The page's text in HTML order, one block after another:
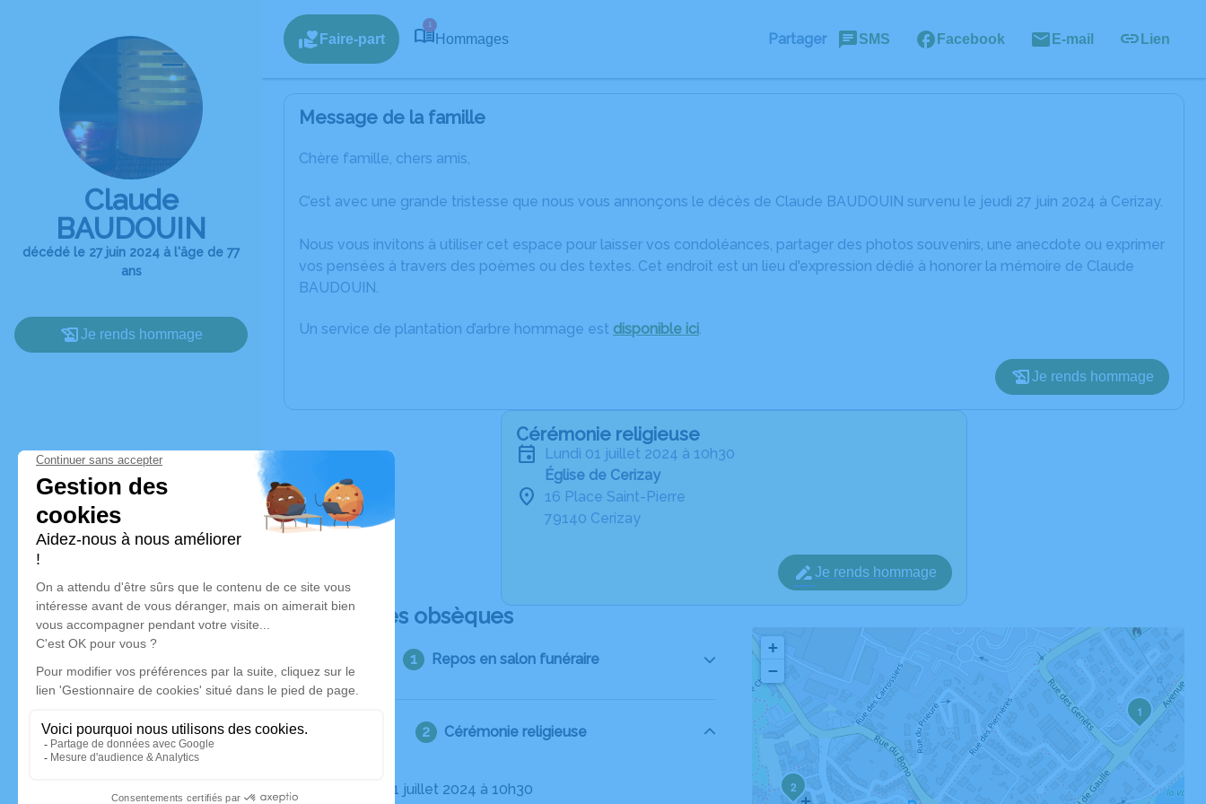
Claude
BAUDOUIN
décédé le 27 juin 2024 à l'âge de 77
ans
Je rends hommage
Faire-part
1
Hommages Partager SMS Facebook E-mail Lien
Message de la famille
Chère famille, chers amis,
C’est avec une grande tristesse que nous vous annonçons le décès de Claude BAUDOUIN survenu le jeudi 27 juin 2024 à Cerizay.
Nous vous invitons à utiliser cet espace pour laisser vos condoléances, partager des photos souvenirs, une anecdote ou exprimer
vos pensées à travers des poèmes ou des textes. Cet endroit est un lieu d'expression dédié à honorer la mémoire de Claude
BAUDOUIN.
Un service de plantation d’arbre hommage est disponible ici.
Je rends hommage
Cérémonie religieuse
lundi 01 juillet 2024 à 10h30
Église de Cerizay
16 Place Saint-Pierre
79140 Cerizay
Je rends hommage
Déroulé des obsèques
Repos en salon funéraire
Cérémonie religieuse
Le lundi 01 juillet 2024 à 10h30
1
2
+
−